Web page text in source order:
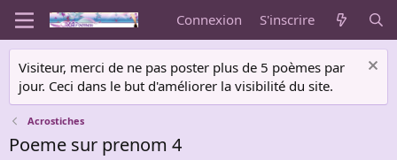
Connexion S'inscrire
Visiteur, merci de ne pas poster plus de 5 poèmes par
jour. Ceci dans le but d'améliorer la visibilité du site.
Acrostiches
Poeme sur prenom 4